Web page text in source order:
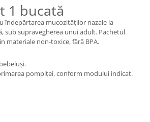
1 bucată
îndepărtarea mucozităților nazale la
sub supravegherea unui adult. Pachetul
materiale non-toxice, fără BPA.
pompiței, conform modului indicat.